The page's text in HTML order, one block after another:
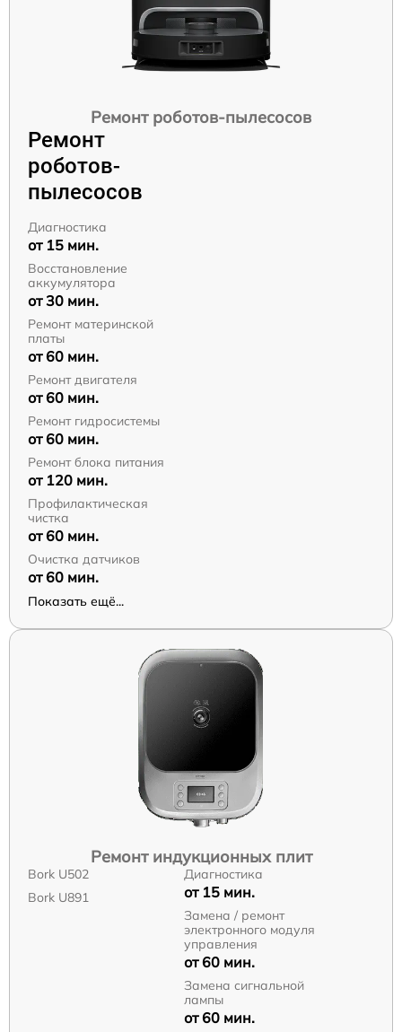
Ремонт роботов-пылесосов
Ремонт
роботов-
пылесосов
Диагностика
от 15 мин.
Восстановление
аккумулятора
от 30 мин.
Ремонт материнской
платы
от 60 мин.
Ремонт двигателя
от 60 мин.
Ремонт гидросистемы
от 60 мин.
Ремонт блока питания
от 120 мин.
Профилактическая
чистка
от 60 мин.
Очистка датчиков
от 60 мин.
Показать ещё...
Ремонт индукционных плит
Bork U502
Bork U891
Диагностика
от 15 мин.
Замена / ремонт
электронного модуля
управления
от 60 мин.
Замена сигнальной
лампы
от 60 мин.